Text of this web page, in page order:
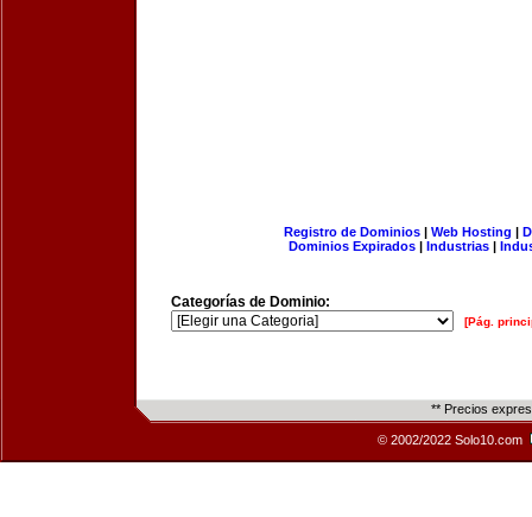
Registro de Dominios| Web Hosting |
Dominios Expirados | Industrias |
Categorías de Dominio:
[Pág.
** Precios
© 2002/2022 Solo10.com